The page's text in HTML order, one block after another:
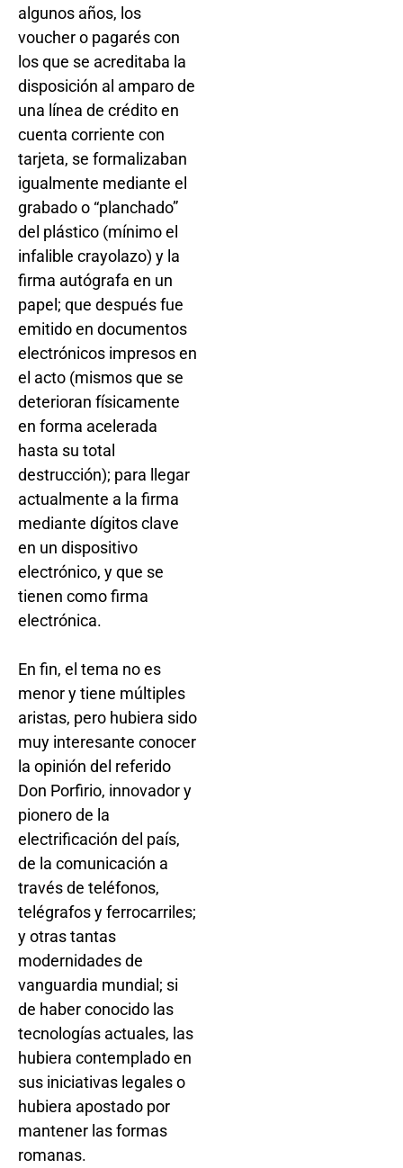
algunos años, los
voucher o pagarés con
los que se acreditaba la
disposición al amparo de
una línea de crédito en
cuenta corriente con
tarjeta, se formalizaban
igualmente mediante el
grabado o “planchado”
del plástico (mínimo el
infalible crayolazo) y la
firma autógrafa en un
papel; que después fue
emitido en documentos
electrónicos impresos en
el acto (mismos que se
deterioran físicamente
en forma acelerada
hasta su total
destrucción); para llegar
actualmente a la firma
mediante dígitos clave
en un dispositivo
electrónico, y que se
tienen como firma
electrónica.
En fin, el tema no es
menor y tiene múltiples
aristas, pero hubiera sido
muy interesante conocer
la opinión del referido
Don Porfirio, innovador y
pionero de la
electrificación del país,
de la comunicación a
través de teléfonos,
telégrafos y ferrocarriles;
y otras tantas
modernidades de
vanguardia mundial; si
de haber conocido las
tecnologías actuales, las
hubiera contemplado en
sus iniciativas legales o
hubiera apostado por
mantener las formas
romanas.